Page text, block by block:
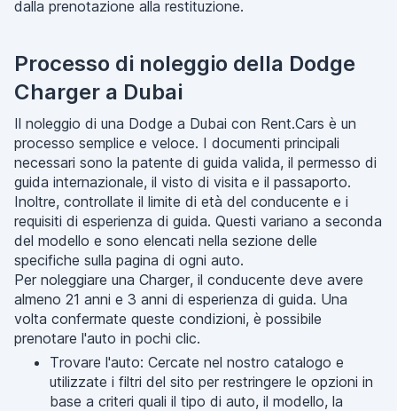
dalla prenotazione alla restituzione.
Processo di noleggio della Dodge
Charger a Dubai
Il noleggio di una Dodge a Dubai con Rent.Cars è un
processo semplice e veloce. I documenti principali
necessari sono la patente di guida valida, il permesso di
guida internazionale, il visto di visita e il passaporto.
Inoltre, controllate il limite di età del conducente e i
requisiti di esperienza di guida. Questi variano a seconda
del modello e sono elencati nella sezione delle
specifiche sulla pagina di ogni auto.
Per noleggiare una Charger, il conducente deve avere
almeno 21 anni e 3 anni di esperienza di guida. Una
volta confermate queste condizioni, è possibile
prenotare l'auto in pochi clic.
Trovare l'auto: Cercate nel nostro catalogo e
utilizzate i filtri del sito per restringere le opzioni in
base a criteri quali il tipo di auto, il modello, la